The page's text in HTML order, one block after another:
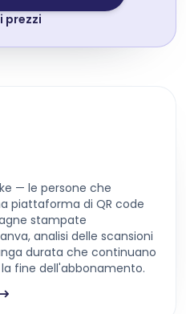
prezzi
— le persone che
piattaforma di QR code
stampate
analisi delle scansioni
durata che continuano
fine dell'abbonamento.